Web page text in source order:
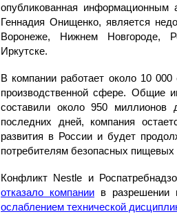
опубликованная
Геннадия Онищенко, является
Воронеже, Нижнем Новгороде,
Иркутске.
В компании работает около 10
производственной сфере. Общие
составили около 950
последних дней, компания
развития в России и будет
потребителям безопасных пищевых
Конфликт Nestle и
отказало компаниив разрешении
ослаблением технической